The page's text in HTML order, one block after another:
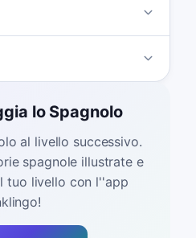
lo Spagnolo
al livello successivo.
spagnole illustrate e
tuo livello con l''app